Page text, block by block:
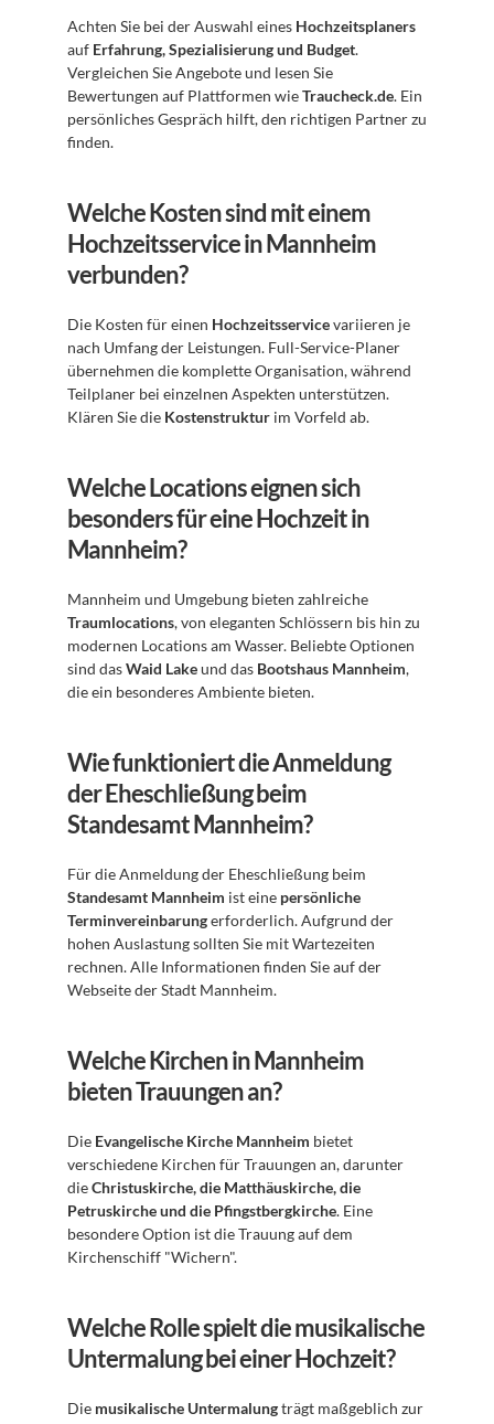
Achten Sie bei der Auswahl eines Hochzeitsplaners
auf Erfahrung, Spezialisierung und Budget.
Vergleichen Sie Angebote und lesen Sie
Bewertungen auf Plattformen wie Traucheck.de. Ein
persönliches Gespräch hilft, den richtigen Partner zu
finden.
Welche Kosten sind mit einem
Hochzeitsservice in Mannheim
verbunden?
Die Kosten für einen Hochzeitsservice variieren je
nach Umfang der Leistungen. Full-Service-Planer
übernehmen die komplette Organisation, während
Teilplaner bei einzelnen Aspekten unterstützen.
Klären Sie die Kostenstruktur im Vorfeld ab.
Welche Locations eignen sich
besonders für eine Hochzeit in
Mannheim?
Traumlocations, von eleganten Schlössern bis hin zu
modernen Locations am Wasser. Beliebte Optionen
sind das Waid Lake und das Bootshaus Mannheim,
die ein besonderes Ambiente bieten.
Wie funktioniert die Anmeldung
der Eheschließung beim
Standesamt Mannheim?
Standesamt Mannheim ist eine persönliche
Terminvereinbarung erforderlich. Aufgrund der
hohen Auslastung sollten Sie mit Wartezeiten
rechnen. Alle Informationen finden Sie auf der
Webseite der Stadt Mannheim.
Welche Kirchen in Mannheim
bieten Trauungen an?
Die Evangelische Kirche Mannheim bietet
verschiedene Kirchen für Trauungen an, darunter
die Christuskirche, die Matthäuskirche, die
Petruskirche und die Pfingstbergkirche. Eine
besondere Option ist die Trauung auf dem
Kirchenschiff "Wichern".
Welche Rolle spielt die musikalische
Untermalung bei einer Hochzeit?
Die musikalische Untermalung trägt maßgeblich zur